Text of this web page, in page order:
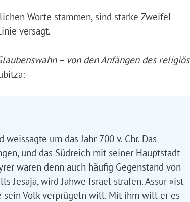
Worte stammen, sind starke Zweifel
versagt.
– von den Anfängen des
um das Jahr 700 v. Chr. Das
und das Südreich mit seiner Hauptstadt
waren denn auch häufig Gegenstand von
Jesaja, wird Jahwe Israel strafen. Assur »ist
sein Volk verprügeln will. Mit ihm will er es